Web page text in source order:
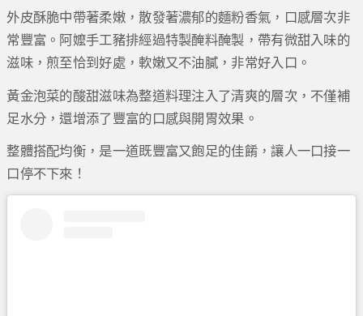
外皮酥脆中帶著柔嫩，散發著濃郁的麵粉香氣，口感層次非
常豐富。阿嬤手工豬排經過特製醃料醃製，帶有微甜入味的
滋味，煎至恰到好處，軟嫩又不油膩，非常好入口。
黃金泡菜的酸甜滋味為整道料理注入了清爽的層次，不僅補
足水分，還增添了豐富的口感與開胃效果。
整體搭配均衡，是一道既豐富又飽足的佳餚，讓人一口接一
口停不下來！